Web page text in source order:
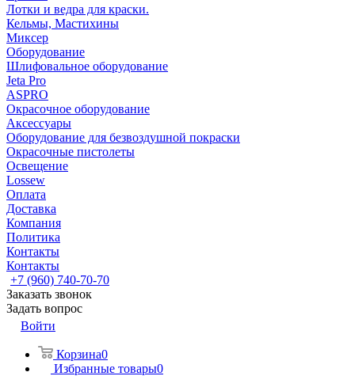
Лотки и ведра для краски.
Кельмы, Мастихины
Миксер
Оборудование
Шлифовальное оборудование
Jeta Pro
ASPRO
Окрасочное оборудование
Аксессуары
Оборудование для безвоздушной покраски
Окрасочные пистолеты
Освещение
Lossew
Оплата
Доставка
Компания
Политика
Контакты
Контакты
+7 (960) 740-70-70
Заказать звонок
Задать вопрос
Войти
Корзина0
Избранные товары0